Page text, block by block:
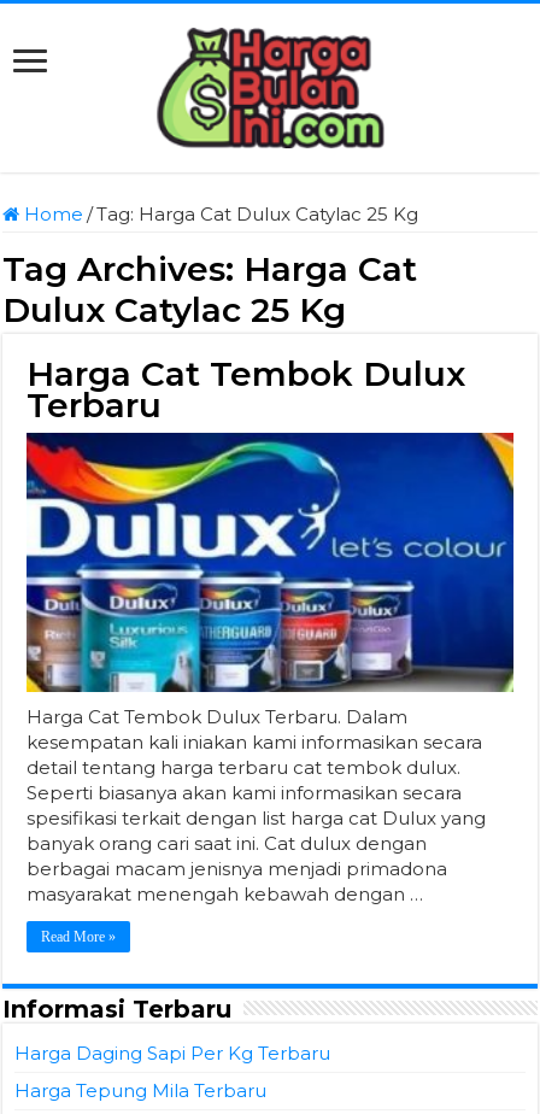
Home /Tag: Harga Cat Dulux Catylac 25 Kg
Tag Archives: Harga Cat
Dulux Catylac 25 Kg
Harga Cat Tembok Dulux
Terbaru
Harga Cat Tembok Dulux Terbaru. Dalam
kesempatan kali iniakan kami informasikan secara
detail tentang harga terbaru cat tembok dulux.
Seperti biasanya akan kami informasikan secara
spesifikasi terkait dengan list harga cat Dulux yang
banyak orang cari saat ini. Cat dulux dengan
berbagai macam jenisnya menjadi primadona
masyarakat menengah kebawah dengan …
Read More »
Informasi Terbaru
Harga Daging Sapi Per Kg Terbaru
Harga Tepung Mila Terbaru